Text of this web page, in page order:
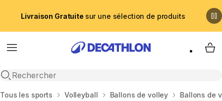
Livraison Gratuite sur une sélection de produits
Menu
Recherche ouverte
My
Accueil
Tous les sports Volleyball Ballons de volley Ballons de